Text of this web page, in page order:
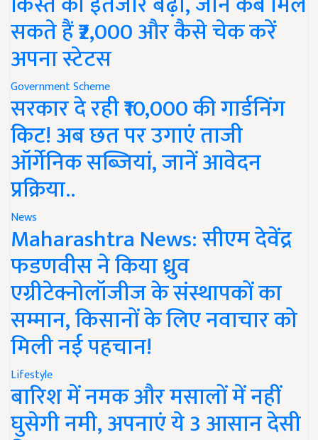
सकते हैं ₹2,000 और कैसे चेक करें
अपना स्टेटस
Government Scheme
सरकार दे रही ₹10,000 की गार्डनिंग
किट! अब छत पर उगाएं ताजी
ऑर्गेनिक सब्जियां, जानें आवेदन
प्रक्रिया..
News
Maharashtra News: सीएम देवेंद्र
फडणवीस ने किया ध्रुव
एग्रीटेक्नोलॉजीज के संस्थापकों का
सम्मान, किसानों के लिए नवाचार को
मिली नई पहचान!
Lifestyle
बारिश में नमक और मसालों में नहीं
घुसेगी नमी, अपनाएं ये 3 आसान देसी